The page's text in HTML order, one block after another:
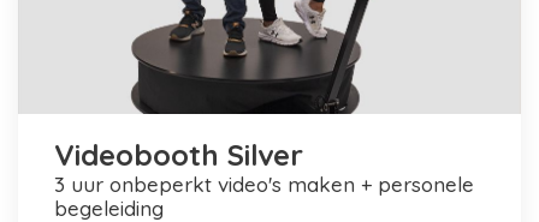
Videobooth Silver
3 uur onbeperkt video's maken + personele
begeleiding